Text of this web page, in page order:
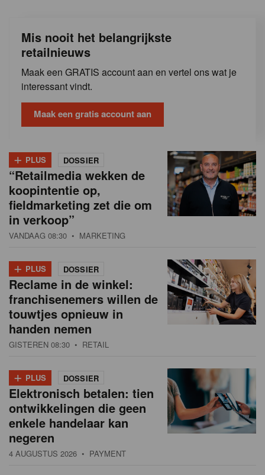
Mis nooit het belangrijkste
retailnieuws
Maak een GRATIS account aan en vertel ons wat je
interessant vindt.
Maak een gratis account aan
+ PLUS DOSSIER
“Retailmedia wekken de
koopintentie op,
fieldmarketing zet die om
in verkoop”
VANDAAG 08:30 • MARKETING
+ PLUS DOSSIER
Reclame in de winkel:
franchisenemers willen de
touwtjes opnieuw in
handen nemen
GISTEREN 08:30 • RETAIL
+ PLUS DOSSIER
Elektronisch betalen: tien
ontwikkelingen die geen
enkele handelaar kan
negeren
4 AUGUSTUS 2026 • PAYMENT